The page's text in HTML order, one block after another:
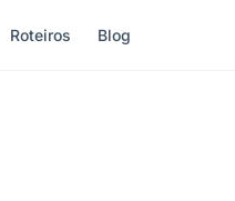
Roteiros Blog